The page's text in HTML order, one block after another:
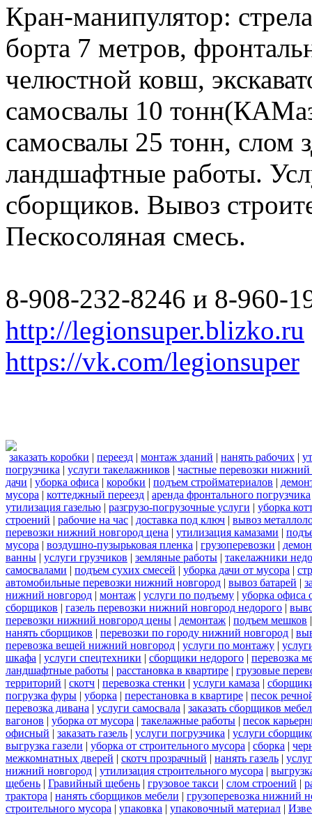
Кран-манипулятор:
борта 7 метров,
челюстной ковш,
самосвалы 10
самосвалы 25 тонн, слом
ландшафтные работы.
сборщиков. Вывоз
Пескосоляная смесь.
8-908-232-8246 и 8-960-
http://legionsuper.blizko.ru
https://vk.com/legionsuper
заказать коробки | переезд | монтаж зданий | нанять рабочих |
погрузчика | услуги такелажников | частные перевозки нижний
дачи | уборка офиса | коробки | подъем стройматериалов |
мусора | коттеджный переезд | аренда фронтального погрузчика
утилизация газелью | разгрузо-погрузочные услуги | уборка
строений | рабочие на час | доставка под ключ | вывоз
перевозки нижний новгород цена | утилизация камазами |
мусора | воздушно-пузырьковая пленка | грузоперевозки |
ванны | услуги грузчиков | земляные работы | такелажники
самосвалами | подъем сухих смесей | уборка дачи от мусора |
автомобильные перевозки нижний новгород | вывоз батарей |
нижний новгород | монтаж | услуги по подъему | уборка офиса
сборщиков | газель перевозки нижний новгород недорого |
перевозки нижний новгород цены | демонтаж | подъем мешков
нанять сборщиков | перевозки по городу нижний новгород |
перевозка вещей нижний новгород | услуги по монтажу |
шкафа | услуги спецтехники | сборщики недорого | перевозка
ландшафтные работы | расстановка в квартире | грузовые
территорий | скотч | перевозка стенки | услуги камаза |
погрузка фуры | уборка | перестановка в квартире | песок
перевозка дивана | услуги самосвала | заказать сборщиков
вагонов | уборка от мусора | такелажные работы | песок
офисный | заказать газель | услуги погрузчика | услуги
выгрузка газели | уборка от строительного мусора | сборка |
межкомнатных дверей | скотч прозрачный | нанять газель |
нижний новгород | утилизация строительного мусора |
щебень | Гравийный щебень | грузовое такси | слом строений |
трактора | нанять сборщиков мебели | грузоперевозка нижний
строительного мусора | упаковка | упаковочный материал |